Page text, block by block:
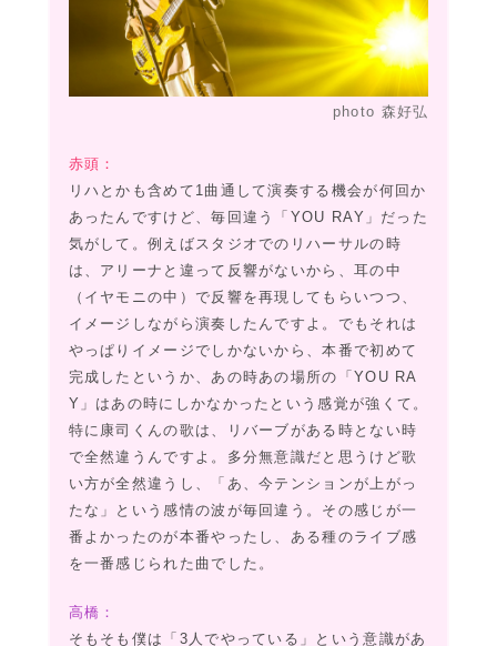
photo 森好弘
赤頭：
リハとかも含めて1曲通して演奏する機会が何回か
あったんですけど、毎回違う「YOU RAY」だった
気がして。例えばスタジオでのリハーサルの時
は、アリーナと違って反響がないから、耳の中
（イヤモニの中）で反響を再現してもらいつつ、
イメージしながら演奏したんですよ。でもそれは
やっぱりイメージでしかないから、本番で初めて
完成したというか、あの時あの場所の「YOU RA
Y」はあの時にしかなかったという感覚が強くて。
特に康司くんの歌は、リバーブがある時とない時
で全然違うんですよ。多分無意識だと思うけど歌
い方が全然違うし、「あ、今テンションが上がっ
たな」という感情の波が毎回違う。その感じが一
番よかったのが本番やったし、ある種のライブ感
を一番感じられた曲でした。
高橋：
そもそも僕は「3人でやっている」という意識があ